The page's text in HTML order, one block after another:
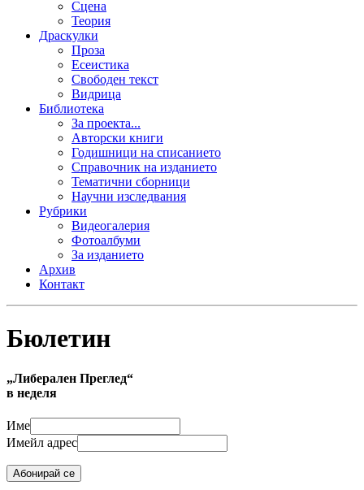
Сцена
Теория
Драскулки
Проза
Есеистика
Свободен текст
Видрица
Библиотека
За проекта...
Авторски книги
Годишници на списанието
Справочник на изданието
Тематични сборници
Научни изследвания
Рубрики
Видеогалерия
Фотоалбуми
За изданието
Архив
Контакт
Бюлетин
„Либерален Преглед“
в неделя
Име
Имейл адрес
Абонирай се